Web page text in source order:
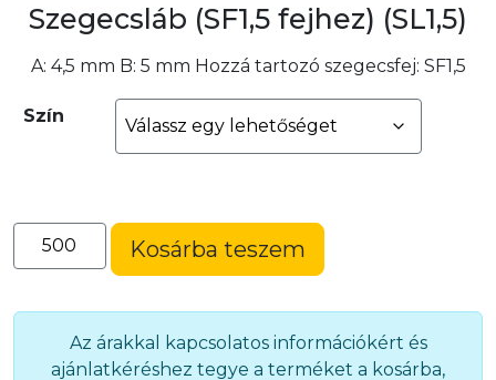
Szegecsláb (SF1,5 fejhez) (SL1,5)
A: 4,5 mm B: 5 mm Hozzá tartozó szegecsfej: SF1,5
Szín
Szegecsláb
(SF1,5
(SL1,5)
mennyiség
Kosárba teszem
Az árakkal kapcsolatos információkért és
ajánlatkéréshez tegye a terméket a kosárba,